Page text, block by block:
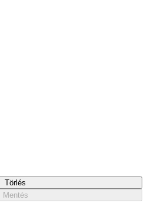
Törlés
Mentés